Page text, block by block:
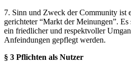
7. Sinn und Zweck der Community ist
gerichteter “Markt der Meinungen”.
ein friedlicher und respektvoller
Anfeindungen gepflegt werden.
§ 3 Pflichten als Nutzer